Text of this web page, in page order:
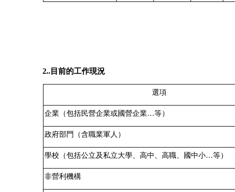
2.. 目前的工作現況
選項
企業（包括民營企業或國營企業…等）
政府部門（含職業軍人）
學校（包括公立及私立大學、高中、高職、國中小…等）
非營利機構